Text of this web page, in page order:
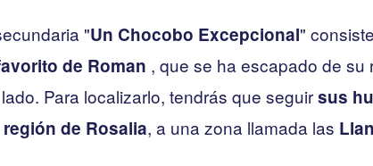
"Un Chocobo Excepcional"
de Roman , que se ha escapado de su
Para localizarlo, tendrás que seguirsus
región de Rosalia, a una zona llamada las